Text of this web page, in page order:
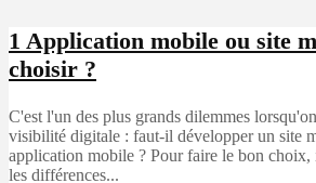
1 Application mobile ou site
choisir ?
C'est l'un des plus grands dilemmes
visibilité digitale : faut-il développer un site
application mobile ? Pour faire le bon
les différences...